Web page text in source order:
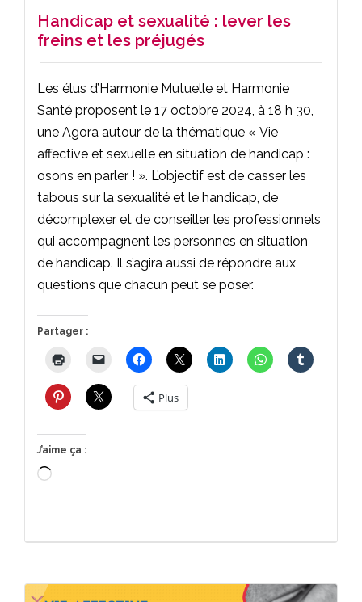
Handicap et sexualité : lever les
freins et les préjugés
Les élus d’Harmonie Mutuelle et Harmonie
Santé proposent le 17 octobre 2024, à 18 h 30,
une Agora autour de la thématique « Vie
affective et sexuelle en situation de handicap :
osons en parler ! ». L’objectif est de casser les
tabous sur la sexualité et le handicap, de
décomplexer et de conseiller les professionnels
qui accompagnent les personnes en situation
de handicap. Il s’agira aussi de répondre aux
questions que chacun peut se poser.
Partager :
Plus
J’aime ça :
Chargement…